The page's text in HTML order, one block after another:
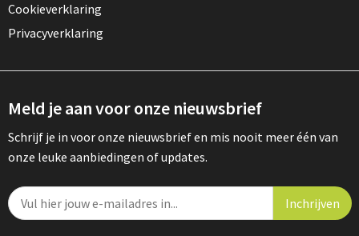
Cookieverklaring
Privacyverklaring
Meld je aan voor onze nieuwsbrief
Schrijf je in voor onze nieuwsbrief en mis nooit meer één van
onze leuke aanbiedingen of updates.